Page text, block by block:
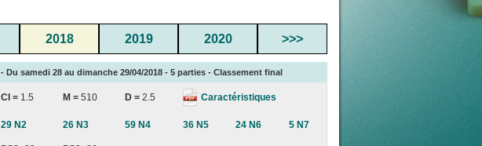
2018 2019 2020 >>>
- Du samedi 28 au dimanche 29/04/2018 - 5 parties - Classement final
CI = 1.5 M = 510 D = 2.5 Caractéristiques
29 N2 26 N3 59 N4 36 N5 24 N6 5 N7